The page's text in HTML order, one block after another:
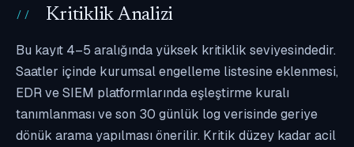
Kritiklik Analizi
Bu kayıt 4–5 aralığında yüksek kritiklik seviyesindedir.
Saatler içinde kurumsal engelleme listesine eklenmesi,
EDR ve SIEM platformlarında eşleştirme kuralı
tanımlanması ve son 30 günlük log verisinde geriye
dönük arama yapılması önerilir. Kritik düzey kadar acil